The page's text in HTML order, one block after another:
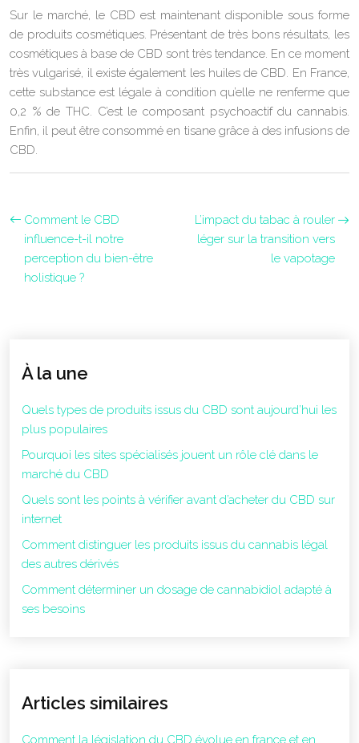
Sur le marché, le CBD est maintenant disponible sous forme
de produits cosmétiques. Présentant de très bons résultats, les
cosmétiques à base de CBD sont très tendance. En ce moment
très vulgarisé, il existe également les huiles de CBD. En France,
cette substance est légale à condition qu’elle ne renferme que
0,2 % de THC. C’est le composant psychoactif du cannabis.
Enfin, il peut être consommé en tisane grâce à des infusions de
CBD.
Comment le CBD
influence-t-il notre
perception du bien-être
holistique ?
L’impact du tabac à rouler
léger sur la transition vers
le vapotage
À la une
Quels types de produits issus du CBD sont aujourd’hui les
plus populaires
Pourquoi les sites spécialisés jouent un rôle clé dans le
marché du CBD
Quels sont les points à vérifier avant d’acheter du CBD sur
internet
Comment distinguer les produits issus du cannabis légal
des autres dérivés
Comment déterminer un dosage de cannabidiol adapté à
ses besoins
Articles similaires
Comment la législation du CBD évolue en france et en